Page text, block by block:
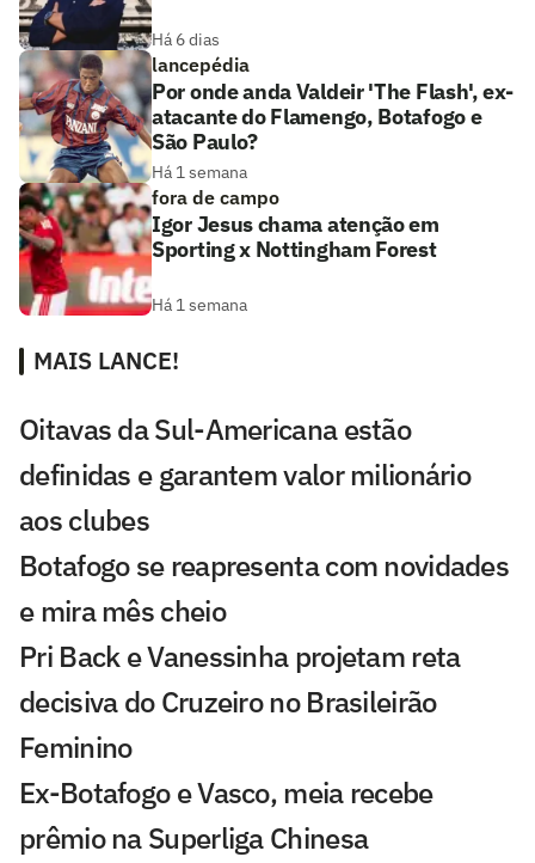
Há 6 dias
lancepédia
Por onde anda Valdeir 'The Flash', ex-
atacante do Flamengo, Botafogo e
São Paulo?
Há 1 semana
fora de campo
Igor Jesus chama atenção em
Sporting x Nottingham Forest
Há 1 semana
MAIS LANCE!
Oitavas da Sul-Americana estão
definidas e garantem valor milionário
aos clubes
Botafogo se reapresenta com novidades
e mira mês cheio
Pri Back e Vanessinha projetam reta
decisiva do Cruzeiro no Brasileirão
Feminino
Ex-Botafogo e Vasco, meia recebe
prêmio na Superliga Chinesa